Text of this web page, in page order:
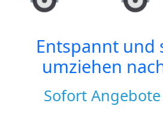
Entspannt und
umziehen
Sofort